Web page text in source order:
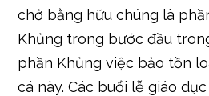
chở bằng hữu chúng là
Khủng trong bước đầu
phần Khủng việc bảo tồn
cá này. Các buổi lễ giáo dục